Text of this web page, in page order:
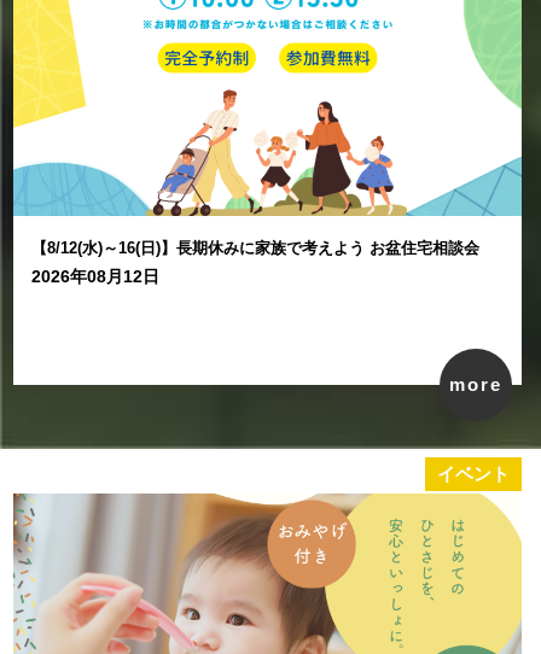
【8/12(水)～16(日)】長期休みに家族で考えよう お盆住宅相談会
2026年08月12日
more
イベント